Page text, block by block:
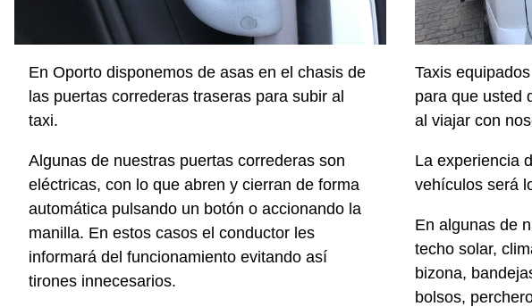
En Oporto disponemos de asas en el chasis de
las puertas correderas traseras para subir al
taxi.
Algunas de nuestras puertas correderas son
eléctricas, con lo que abren y cierran de forma
automática pulsando un botón o accionando la
manilla. En estos casos el conductor les
informará del funcionamiento evitando así
tirones innecesarios.
Taxis
para que usted
al viajar con
La experiencia
vehículos será
En algunas de
techo solar,
bizona,
bolsos,